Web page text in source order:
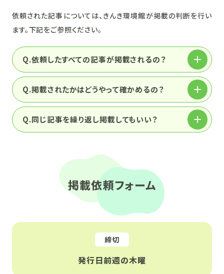
依頼された記事については、きんき環境館が掲載の判断を行い
ます。下記をご参照ください。
Q.依頼したすべての記事が掲載されるの？
Q.掲載されたかはどうやって確かめるの？
Q.同じ記事を繰り返し掲載してもいい？
掲載依頼フォーム
締切
発行日前週の木曜